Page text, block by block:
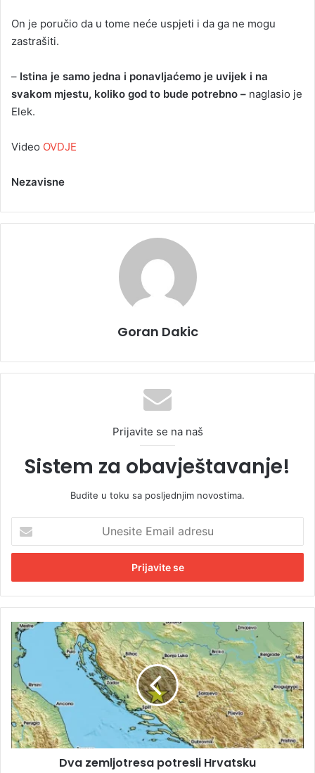
On je poručio da u tome neće uspjeti i da ga ne mogu
zastrašiti.
– Istina je samo jedna i ponavljaćemo je uvijek i na
svakom mjestu, koliko god to bude potrebno – naglasio je
Elek.
Video OVDJE
Nezavisne
Goran Dakic
Prijavite se na naš
Sistem za obavještavanje!
Budite u toku sa posljednjim novostima.
e
i
t
m
l
a
d
r
e
D
v
e
m
l
j
o
Dva zemljotresa potresli Hrvatsku